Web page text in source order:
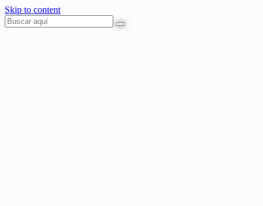
Skip to content